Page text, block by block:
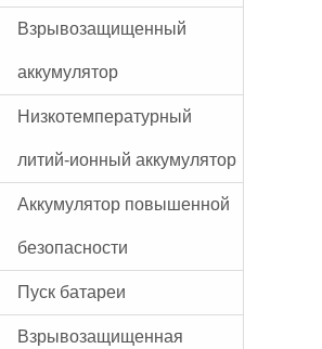
Взрывозащищенный
аккумулятор
Низкотемпературный
литий-ионный аккумулятор
Аккумулятор повышенной
безопасности
Пуск батареи
Взрывозащищенная